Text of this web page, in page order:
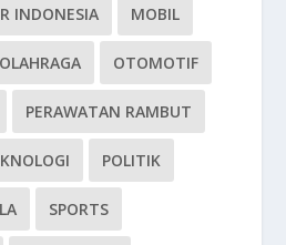
INDONESIA MOBIL
OLAHRAGA OTOMOTIF
PERAWATAN RAMBUT
POLITIK
SPORTS